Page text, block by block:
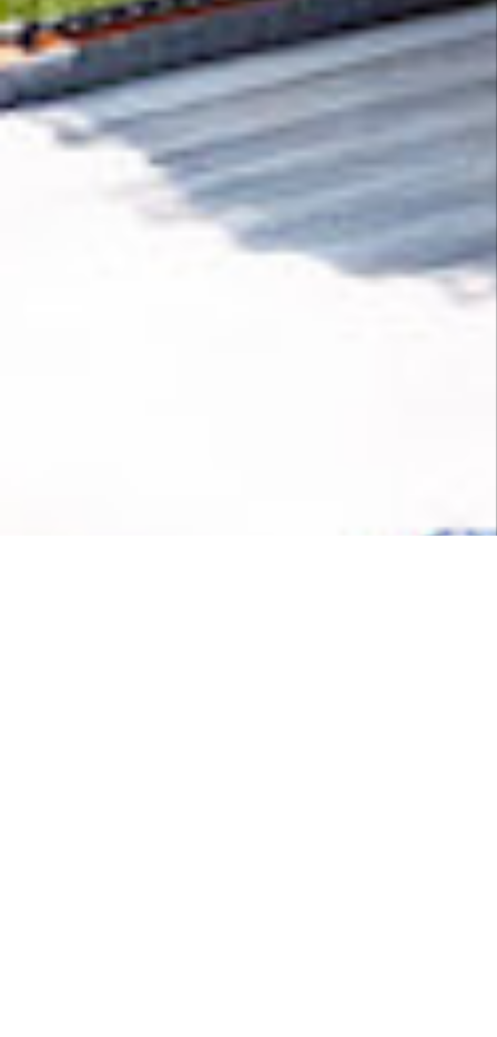
Die Entnahme von CO₂ aus der Atmosphäre
spielt bei der Bekämpfung des Klimawandels
eine entscheidende Rolle, doch die
Technologie hinkt noch immer hinterher. Von
jedem Kauf beiJD-AutoTeile
fließt ein Teil der
Einnahmen in den Ausbau neuer CO₂-
Entnahmetechnologien.